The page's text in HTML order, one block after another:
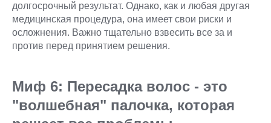
долгосрочный результат. Однако, как и любая другая
медицинская процедура, она имеет свои риски и
осложнения. Важно тщательно взвесить все за и
против перед принятием решения.
Миф 6: Пересадка волос - это
"волшебная" палочка, которая